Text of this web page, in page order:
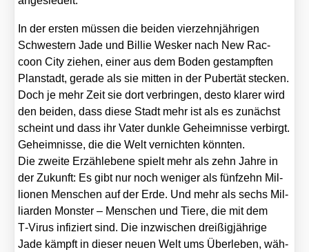
In der ers­ten müs­sen die bei­den vier­zehn­jäh­ri­gen
Schwes­tern Jade und Bil­lie Wes­ker nach New Rac­
coon City zie­hen, einer aus dem Boden gestampf­ten
Plan­stadt, gera­de als sie mit­ten in der Puber­tät ste­cken.
Doch je mehr Zeit sie dort ver­brin­gen, des­to kla­rer wird
den bei­den, dass die­se Stadt mehr ist als es zunächst
scheint und dass ihr Vater dunk­le Geheim­nis­se ver­birgt.
Geheim­nis­se, die die Welt ver­nich­ten könn­ten.
Die zwei­te Erzähl­ebe­ne spielt mehr als zehn Jah­re in
der Zukunft: Es gibt nur noch weni­ger als fünf­zehn Mil­
lio­nen Men­schen auf der Erde. Und mehr als sechs Mil­
li­ar­den Mons­ter – Men­schen und Tie­re, die mit dem
T‑Virus infi­ziert sind. Die inzwi­schen drei­ßig­jäh­ri­ge
Jade kämpft in die­ser neu­en Welt ums Über­le­ben, wäh­